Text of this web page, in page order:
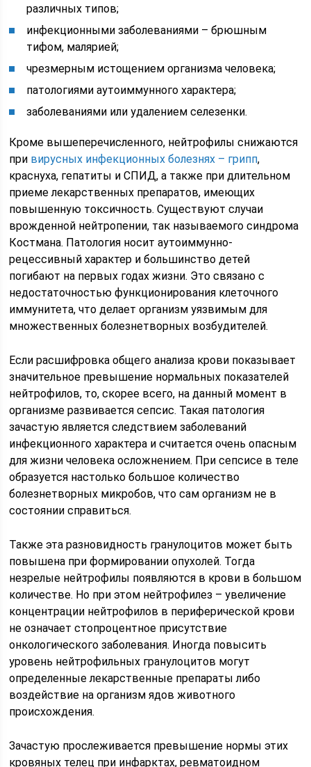
различных типов;
инфекционными заболеваниями – брюшным
тифом, малярией;
чрезмерным истощением организма человека;
патологиями аутоиммунного характера;
заболеваниями или удалением селезенки.
Кроме вышеперечисленного, нейтрофилы снижаются
при вирусных инфекционных болезнях – грипп,
краснуха, гепатиты и СПИД, а также при длительном
приеме лекарственных препаратов, имеющих
повышенную токсичность. Существуют случаи
врожденной нейтропении, так называемого синдрома
Костмана. Патология носит аутоиммунно-
рецессивный характер и большинство детей
погибают на первых годах жизни. Это связано с
недостаточностью функционирования клеточного
иммунитета, что делает организм уязвимым для
множественных болезнетворных возбудителей.
Если расшифровка общего анализа крови показывает
значительное превышение нормальных показателей
нейтрофилов, то, скорее всего, на данный момент в
организме развивается сепсис. Такая патология
зачастую является следствием заболеваний
инфекционного характера и считается очень опасным
для жизни человека осложнением. При сепсисе в теле
образуется настолько большое количество
болезнетворных микробов, что сам организм не в
состоянии справиться.
Также эта разновидность гранулоцитов может быть
повышена при формировании опухолей. Тогда
незрелые нейтрофилы появляются в крови в большом
количестве. Но при этом нейтрофилез – увеличение
концентрации нейтрофилов в периферической крови
не означает стопроцентное присутствие
онкологического заболевания. Иногда повысить
уровень нейтрофильных гранулоцитов могут
определенные лекарственные препараты либо
воздействие на организм ядов животного
происхождения.
Зачастую прослеживается превышение нормы этих
кровяных телец при инфарктах, ревматоидном